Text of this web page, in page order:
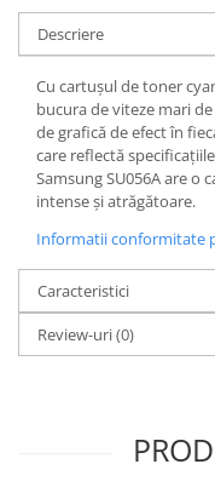
Descriere
Cu cartușul de toner
bucura de viteze mari
de grafică de efect în
care reflectă
Samsung SU056A are o
intense și atrăgătoare.
Informatii conformitate
Caracteristici
Review-uri(0)